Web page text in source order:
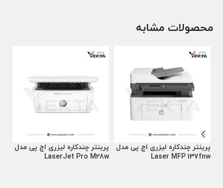
محصولات مشابه
پرینتر چندکاره لیزری اچ پی مدل
Laser MFP 137fnw
پرینتر چندکاره لیزری اچ پی مدل
LaserJet Pro M28w